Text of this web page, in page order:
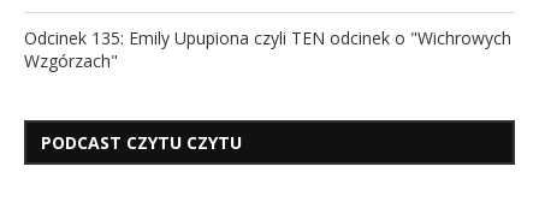
Odcinek 135: Emily Upupiona czyli TEN odcinek o "Wichrowych
Wzgórzach"
PODCAST CZYTU CZYTU